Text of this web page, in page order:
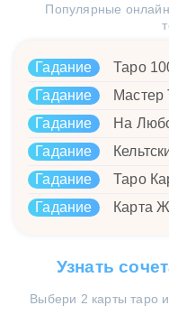
Популярные
Гадание Таро
Гадание
Мастер
Гадание
На
Гадание
Гадание
Таро
Гадание
Карта
Узнать
Выбери 2 карты таро